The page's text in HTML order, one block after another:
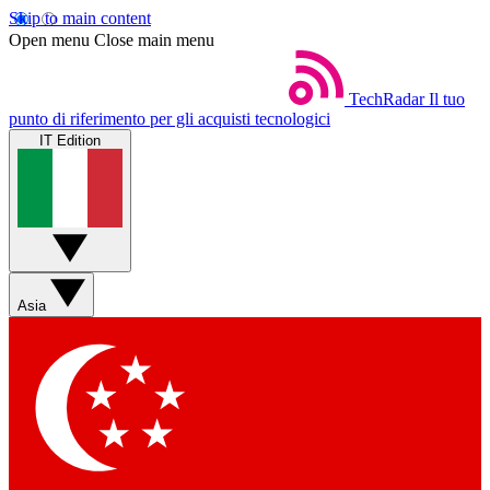
Skip to main content
Open menu Close main menu
TechRadar Il tuo
punto di riferimento per gli acquisti tecnologici
IT Edition
Asia